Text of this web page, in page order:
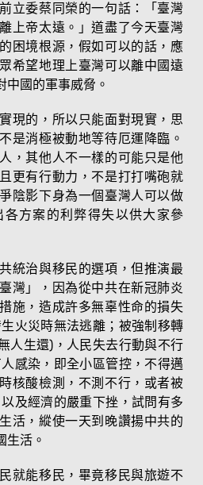
立委蔡同榮的一句話：「臺灣
上帝太遠。」道盡了今天臺灣
困境根源，假如可以的話，應
希望地理上臺灣可以離中國遠
中國的軍事威脅。
現的，所以只能面對現實，思
是消極被動地等待厄運降臨。
，其他人不一樣的可能只是他
更有行動力，不是打打嘴砲就
陰影下身為一個臺灣人可以做
方案的利弊得失以供大家參
統治與移民的選項，但推演最
灣」，因為從中共在新冠肺炎
施，造成許多無辜性命的損失
火災時無法逃離；被強制移轉
人生還)，人民失去行動與不行
感染，即全小區管控，不得邁
核酸檢測，不測不行，或者被
及經濟的嚴重下挫，試問有多
活，縱使一天到晚讚揚中共的
生活。
就能移民，畢竟移民與旅遊不